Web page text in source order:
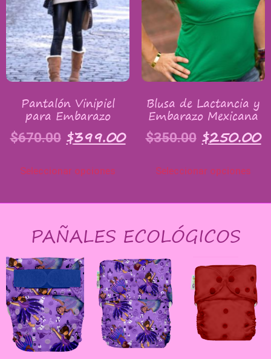
Pantalón Vinipiel
para Embarazo
$670.00 $399.00
Seleccionar opciones
Blusa de Lactancia y
Embarazo Mexicana
$350.00 $250.00
Seleccionar opciones
PAÑALES ECOLÓGICOS